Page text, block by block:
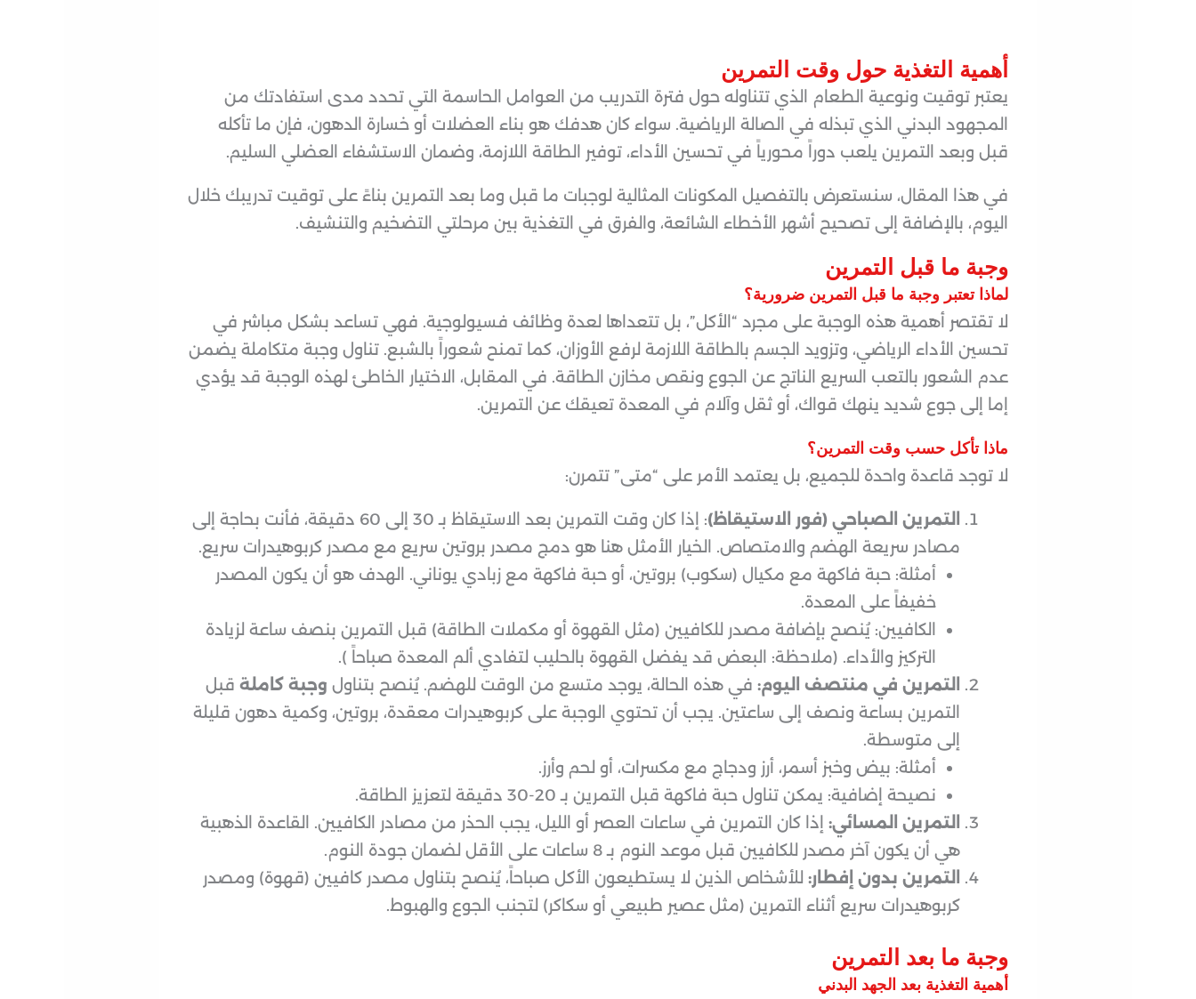
أهمية التغذية حول وقت التمرين
يعتبر توقيت ونوعية الطعام الذي تتناوله حول فترة التدريب من العوامل الحاسمة التي تحدد مدى استفادتك من
المجهود البدني الذي تبذله في الصالة الرياضية. سواء كان هدفك هو بناء العضلات أو خسارة الدهون، فإن ما تأكله
قبل وبعد التمرين يلعب دوراً محورياً في تحسين الأداء، توفير الطاقة اللازمة، وضمان الاستشفاء العضلي السليم.
في هذا المقال، سنستعرض بالتفصيل المكونات المثالية لوجبات ما قبل وما بعد التمرين بناءً على توقيت تدريبك خلال
اليوم، بالإضافة إلى تصحيح أشهر الأخطاء الشائعة، والفرق في التغذية بين مرحلتي التضخيم والتنشيف.
وجبة ما قبل التمرين
لماذا تعتبر وجبة ما قبل التمرين ضرورية؟
لا تقتصر أهمية هذه الوجبة على مجرد “الأكل”، بل تتعداها لعدة وظائف فسيولوجية. فهي تساعد بشكل مباشر في
تحسين الأداء الرياضي، وتزويد الجسم بالطاقة اللازمة لرفع الأوزان، كما تمنح شعوراً بالشبع. تناول وجبة متكاملة يضمن
عدم الشعور بالتعب السريع الناتج عن الجوع ونقص مخازن الطاقة. في المقابل، الاختيار الخاطئ لهذه الوجبة قد يؤدي
إما إلى جوع شديد ينهك قواك، أو ثقل وآلام في المعدة تعيقك عن التمرين.
ماذا تأكل حسب وقت التمرين؟
لا توجد قاعدة واحدة للجميع، بل يعتمد الأمر على “متى” تتمرن:
التمرين الصباحي (فور الاستيقاظ)
: إذا كان وقت التمرين بعد الاستيقاظ بـ 30 إلى 60 دقيقة، فأنت بحاجة إلى
مصادر سريعة الهضم والامتصاص. الخيار الأمثل هنا هو دمج مصدر بروتين سريع مع مصدر كربوهيدرات سريع.
أمثلة: حبة فاكهة مع مكيال (سكوب) بروتين، أو حبة فاكهة مع زبادي يوناني. الهدف هو أن يكون المصدر
خفيفاً على المعدة.
الكافيين: يُنصح بإضافة مصدر للكافيين (مثل القهوة أو مكملات الطاقة) قبل التمرين بنصف ساعة لزيادة
التركيز والأداء. (ملاحظة: البعض قد يفضل القهوة بالحليب لتفادي ألم المعدة صباحاً ).
التمرين في منتصف اليوم:في هذه الحالة، يوجد متسع من الوقت للهضم. يُنصح بتناول وجبة كاملةقبل
التمرين بساعة ونصف إلى ساعتين. يجب أن تحتوي الوجبة على كربوهيدرات معقدة، بروتين، وكمية دهون قليلة
إلى متوسطة.
أمثلة: بيض وخبز أسمر، أرز ودجاج مع مكسرات، أو لحم وأرز.
نصيحة إضافية: يمكن تناول حبة فاكهة قبل التمرين بـ 20-30 دقيقة لتعزيز الطاقة.
التمرين المسائي:إذا كان التمرين في ساعات العصر أو الليل، يجب الحذر من مصادر الكافيين. القاعدة الذهبية
هي أن يكون آخر مصدر للكافيين قبل موعد النوم بـ 8 ساعات على الأقل لضمان جودة النوم.
التمرين بدون إفطار:للأشخاص الذين لا يستطيعون الأكل صباحاً، يُنصح بتناول مصدر كافيين (قهوة) ومصدر
كربوهيدرات سريع أثناء التمرين (مثل عصير طبيعي أو سكاكر) لتجنب الجوع والهبوط.
وجبة ما بعد التمرين
أهمية التغذية بعد الجهد البدني